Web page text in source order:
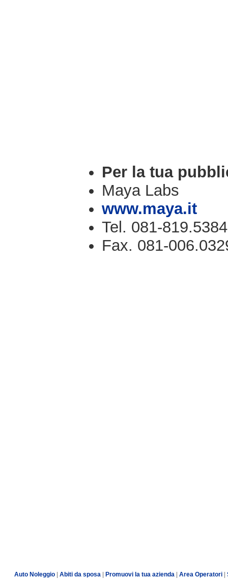
Per la tua
Maya Labs
www.maya.it
Tel. 081-819.5384
Fax. 081-
Auto Noleggio Abiti da sposa Promuovi la tua azienda Area Operatori